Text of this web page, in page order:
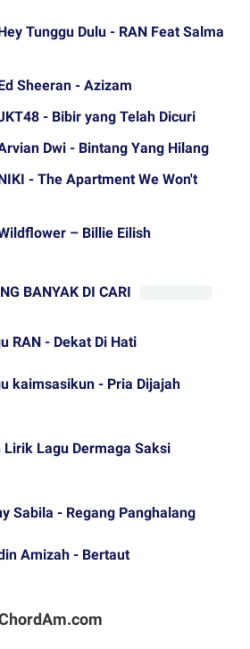
Tunggu Dulu - RAN Feat Salma
Sheeran - Azizam
- Bibir yang Telah Dicuri
Dwi - Bintang Yang Hilang
- The Apartment We Won't
– Billie Eilish
BANYAK DI CARI
RAN - Dekat Di Hati
kaimsasikun - Pria Dijajah
Lirik Lagu Dermaga Saksi
Sabila - Regang Panghalang
Amizah - Bertaut